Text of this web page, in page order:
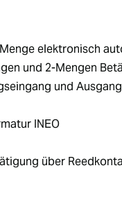
elektronisch
und 2-Mengen
und
INEO
über